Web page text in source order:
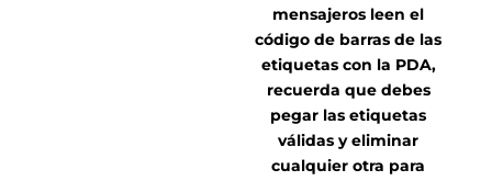
mensajeros leen el
código de barras de las
etiquetas con la PDA,
recuerda que debes
pegar las etiquetas
válidas y eliminar
cualquier otra para